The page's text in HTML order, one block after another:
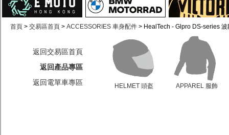
首頁 > 交易區首頁 > ACCESSORIES 車身配件 > HealTech - Glpro DS-series
返回交易區首頁
返回產品專區
返回電單車專區
HELMET 頭盔 APPAREL 服飾